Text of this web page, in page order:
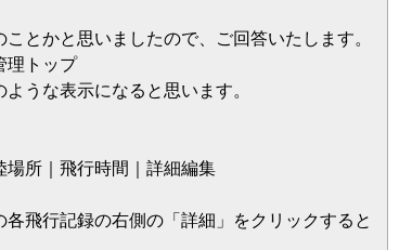
とかと思いましたので、ご回答いたします。
理トップ
うな表示になると思います。
場所｜飛行時間｜詳細編集
各飛行記録の右側の「詳細」をクリックすると